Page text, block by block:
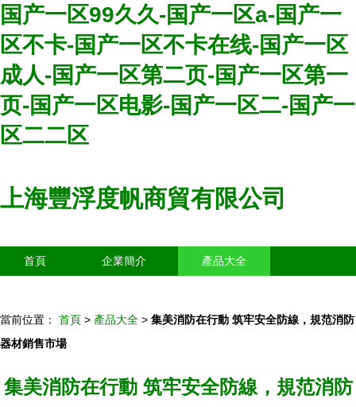
国产一区99久久-国产一区a-国产一
区不卡-国产一区不卡在线-国产一区
成人-国产一区第二页-国产一区第一
页-国产一区电影-国产一区二-国产一
区二二区
上海豐浮度帆商貿有限公司
首頁 企業簡介 產品大全
當前位置： 首頁 > 產品大全 > 集美消防在行動 筑牢安全防線，規范消防
器材銷售市場
集美消防在行動 筑牢安全防線，規范消防